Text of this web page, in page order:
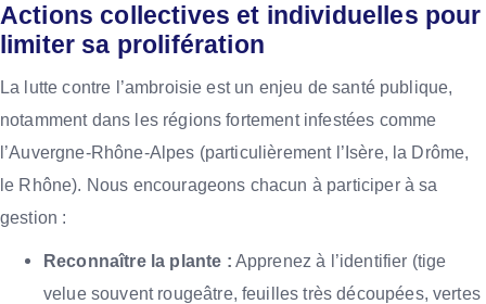
Actions collectives et individuelles pour
limiter sa prolifération
La lutte contre l’ambroisie est un enjeu de santé publique,
notamment dans les régions fortement infestées comme
l’Auvergne-Rhône-Alpes (particulièrement l’Isère, la Drôme,
le Rhône). Nous encourageons chacun à participer à sa
gestion :
Reconnaître la plante : Apprenez à l’identifier (tige
velue souvent rougeâtre, feuilles très découpées, vertes